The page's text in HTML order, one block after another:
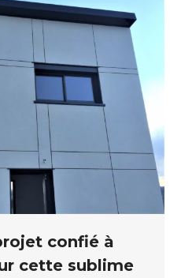
confié à
cette sublime